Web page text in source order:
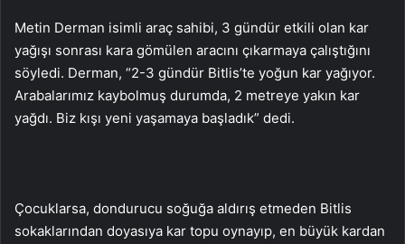
Metin Derman isimli araç sahibi, 3 gündür etkili olan kar
yağışı sonrası kara gömülen aracını çıkarmaya çalıştığını
söyledi. Derman, “2-3 gündür Bitlis’te yoğun kar yağıyor.
Arabalarımız kaybolmuş durumda, 2 metreye yakın kar
yağdı. Biz kışı yeni yaşamaya başladık” dedi.
Çocuklarsa, dondurucu soğuğa aldırış etmeden Bitlis
sokaklarından doyasıya kar topu oynayıp, en büyük kardan